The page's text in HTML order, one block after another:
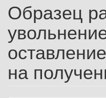
Образец
на